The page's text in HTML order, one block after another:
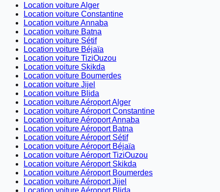
Location voiture Alger
Location voiture Constantine
Location voiture Annaba
Location voiture Batna
Location voiture Sétif
Location voiture Béjaïa
Location voiture TiziOuzou
Location voiture Skikda
Location voiture Boumerdes
Location voiture Jijel
Location voiture Blida
Location voiture Aéroport Alger
Location voiture Aéroport Constantine
Location voiture Aéroport Annaba
Location voiture Aéroport Batna
Location voiture Aéroport Sétif
Location voiture Aéroport Béjaïa
Location voiture Aéroport TiziOuzou
Location voiture Aéroport Skikda
Location voiture Aéroport Boumerdes
Location voiture Aéroport Jijel
Location voiture Aéroport Blida